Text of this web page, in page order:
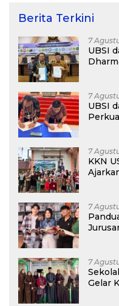
Berita Terkini
7
UBSI
7
UBSI
7
KKN
7
7
Gelar